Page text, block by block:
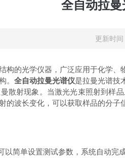
全自动拉
更新时
的光学仪器，广泛应用于化学、
。 全自动拉曼光谱仪是拉曼光谱技
散射现象。当激光光束照射到样
波长变化，可以获取样品的分子
单设置测试参数，系统自动完